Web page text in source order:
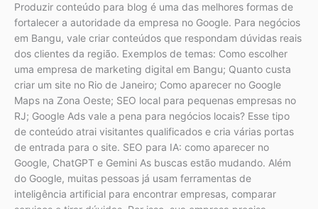
Produzir conteúdo para blog é uma das melhores formas de
fortalecer a autoridade da empresa no Google. Para negócios
em Bangu, vale criar conteúdos que respondam dúvidas reais
dos clientes da região. Exemplos de temas: Como escolher
uma empresa de marketing digital em Bangu; Quanto custa
criar um site no Rio de Janeiro; Como aparecer no Google
Maps na Zona Oeste; SEO local para pequenas empresas no
RJ; Google Ads vale a pena para negócios locais? Esse tipo
de conteúdo atrai visitantes qualificados e cria várias portas
de entrada para o site. SEO para IA: como aparecer no
Google, ChatGPT e Gemini As buscas estão mudando. Além
do Google, muitas pessoas já usam ferramentas de
inteligência artificial para encontrar empresas, comparar